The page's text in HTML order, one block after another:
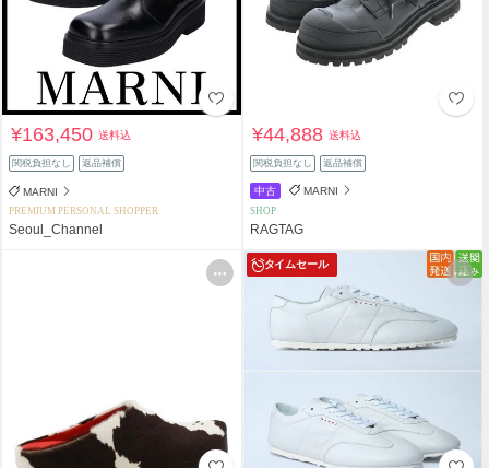
¥163,450送料込
関税負担なし 返品補償
MARNI
PREMIUM PERSONAL SHOPPER
Seoul_Channel
¥44,888送料込
関税負担なし 返品補償
中古 MARNI
SHOP
RAGTAG
タイムセール